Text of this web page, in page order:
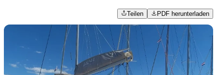
Teilen PDF herunterladen